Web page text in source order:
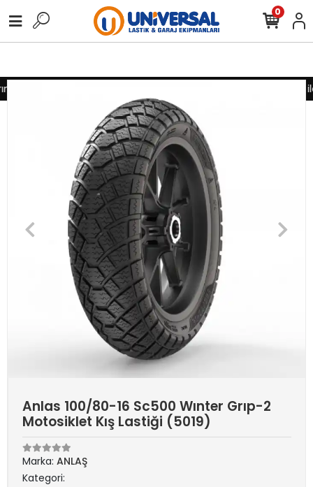
için lütfen iletişime geçiniz Toptan alımlarınız için lütfen
0
Anlas 100/80-16 Sc500 Wınter Grıp-2
Motosiklet Kış Lastiği (5019)
Marka: ANLAŞ
Kategori: